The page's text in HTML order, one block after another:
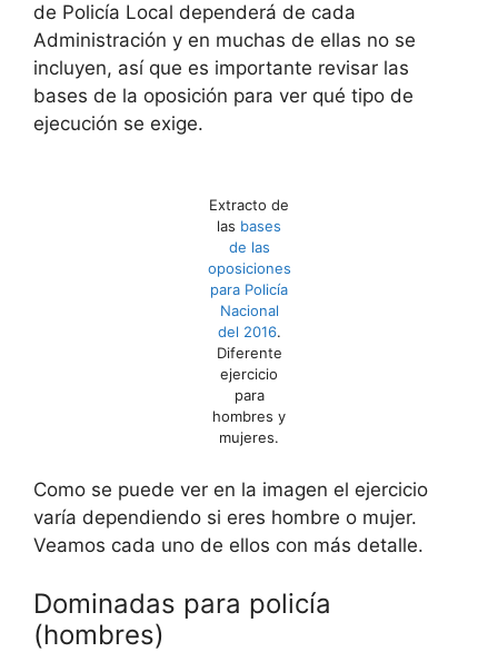
de Policía Local dependerá de cada
Administración y en muchas de ellas no se
incluyen, así que es importante revisar las
bases de la oposición para ver qué tipo de
ejecución se exige.
Extracto de
las bases
de las
oposiciones
para Policía
Nacional
del 2016.
Diferente
ejercicio
para
hombres y
mujeres.
Como se puede ver en la imagen el ejercicio
varía dependiendo si eres hombre o mujer.
Veamos cada uno de ellos con más detalle.
Dominadas para policía
(hombres)